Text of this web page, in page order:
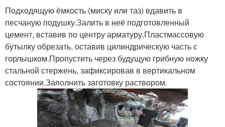
Подходящую ёмкость (миску или таз) вдавить в
песчаную подушку.Залить в неё подготовленный
цемент, вставив по центру арматуру.Пластмассовую
бутылку обрезать, оставив цилиндрическую часть с
горлышком.Пропустить через будущую грибную ножку
стальной стержень, зафиксировав в вертикальном
состоянии.Заполнить заготовку раствором.